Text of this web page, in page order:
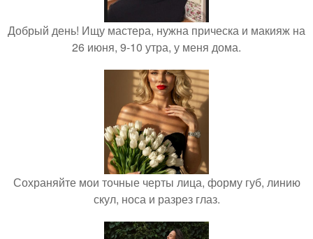
Добрый день! Ищу мастера, нужна прическа и макияж на
26 июня, 9-10 утра, у меня дома.
Сохраняйте мои точные черты лица, форму губ, линию
скул, носа и разрез глаз.